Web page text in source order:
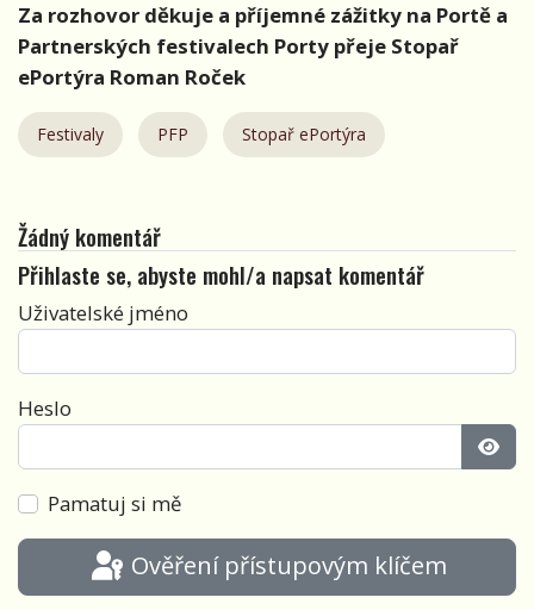
Za rozhovor děkuje a příjemné zážitky na Portě a
Partnerských festivalech Porty přeje Stopař
ePortýra Roman Roček
Festivaly PFP Stopař ePortýra
Žádný komentář
Přihlaste se, abyste mohl/a napsat komentář
Uživatelské jméno
Heslo
Pamatuj si mě
Ověření přístupovým klíčem